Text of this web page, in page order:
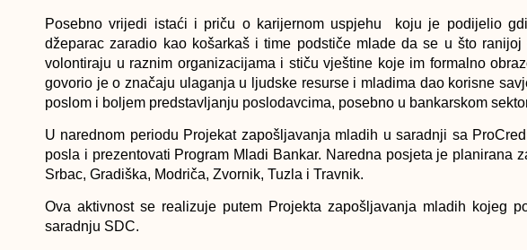
Posebno vrijedi istaći i priču o karijernom uspjehu koju je podijelio
džeparac zaradio kao košarkaš i time podstiče mlade da se u što
volontiraju u raznim organizacijama i stiču vještine koje im formalno
govorio je o značaju ulaganja u ljudske resurse i mladima dao korisne
poslom i boljem predstavljanju poslodavcima, posebno u bankarskom
U narednom periodu Projekat zapošljavanja mladih u saradnji sa
posla i prezentovati Program Mladi Bankar. Naredna posjeta je planirana
Srbac, Gradiška, Modriča, Zvornik, Tuzla i Travnik.
Ova aktivnost se realizuje putem Projekta zapošljavanja mladih kojeg
saradnju SDC.